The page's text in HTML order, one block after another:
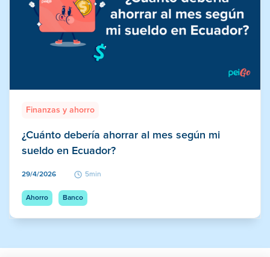
Finanzas y ahorro
¿Cuánto debería ahorrar al mes según mi
sueldo en Ecuador?
29/4/2026 5min
Ahorro Banco